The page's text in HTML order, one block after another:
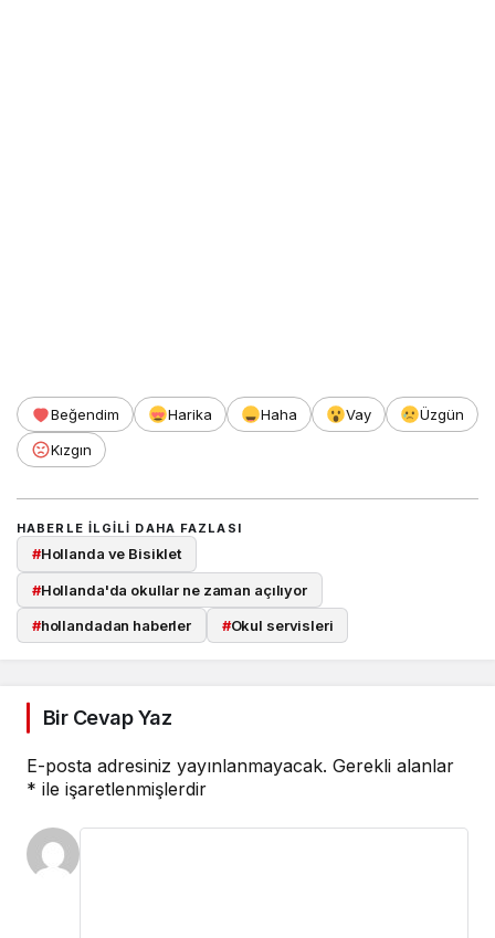
Beğendim Harika Haha Vay
Üzgün
Kızgın
HABERLE ILGILI DAHA FAZLASI
#Hollanda ve Bisiklet
#Hollanda'da okullar ne zaman açılıyor
#hollandadan haberler #Okul servisleri
Bir Cevap Yaz
E-posta adresiniz yayınlanmayacak. Gerekli alanlar
* ile işaretlenmişlerdir